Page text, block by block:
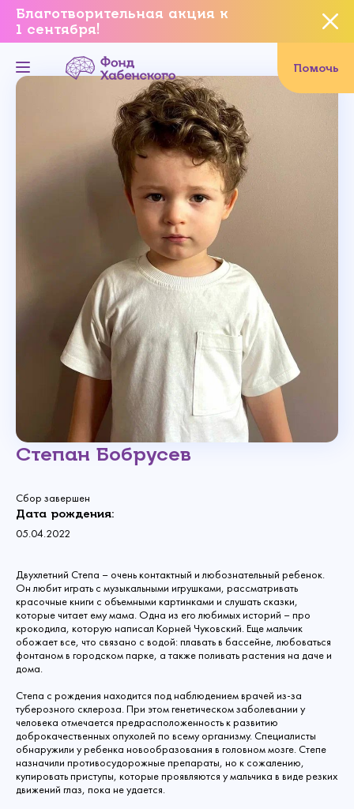
Благотворительная акция к
1 сентября!
Помочь
Степан Бобрусев
Сбор завершен
Дата рождения:
05.04.2022
Двухлетний Степа – очень контактный и любознательный ребенок.
Он любит играть с музыкальными игрушками, рассматривать
красочные книги с объемными картинками и слушать сказки,
которые читает ему мама. Одна из его любимых историй – про
крокодила, которую написал Корней Чуковский. Еще мальчик
обожает все, что связано с водой: плавать в бассейне, любоваться
фонтаном в городском парке, а также поливать растения на даче и
дома.
Степа с рождения находится под наблюдением врачей из-за
туберозного склероза. При этом генетическом заболевании у
человека отмечается предрасположенность к развитию
доброкачественных опухолей по всему организму. Специалисты
обнаружили у ребенка новообразования в головном мозге. Степе
назначили противосудорожные препараты, но к сожалению,
купировать приступы, которые проявляются у мальчика в виде резких
движений глаз, пока не удается.
Вы уверены, что хотите
завершить данное событие?
Да, уверен
Нет, не хочу